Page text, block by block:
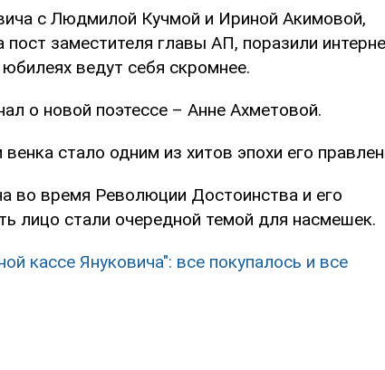
с Людмилой Кучмой и Ириной Акимовой,
заместителя главы АП, поразили
ведут себя скромнее.
о новой поэтессе – Анне Ахметовой.
стало одним из хитов эпохи его
во время Революции Достоинства и его
лицо стали очередной темой для насмешек.
кассе Януковича": все покупалось и все